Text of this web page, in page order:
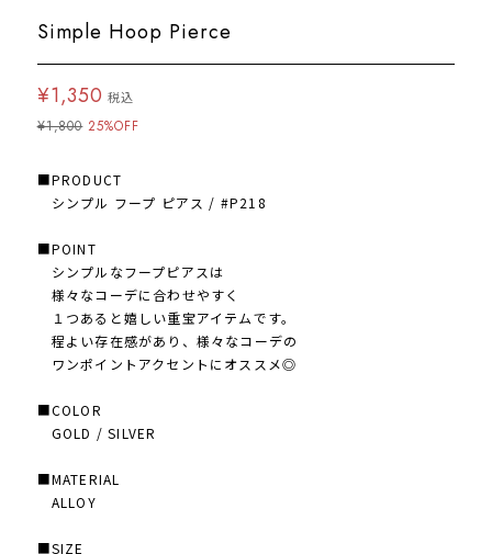
Simple Hoop Pierce
¥1,350 税込
¥1,800 25%OFF
■PRODUCT
シンプル フープ ピアス / #P218
■POINT
シンプルなフープピアスは
様々なコーデに合わせやすく
１つあると嬉しい重宝アイテムです。
程よい存在感があり、様々なコーデの
ワンポイントアクセントにオススメ◎
■COLOR
GOLD / SILVER
■MATERIAL
ALLOY
■SIZE